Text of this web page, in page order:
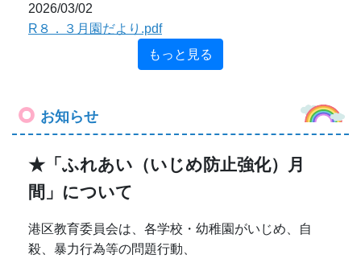
2026/03/02
R８．３月園だより.pdf
もっと見る
お知らせ
★「ふれあい（いじめ防止強化）月
間」について
港区教育委員会は、各学校・幼稚園がいじめ、自
殺、暴力行為等の問題行動、